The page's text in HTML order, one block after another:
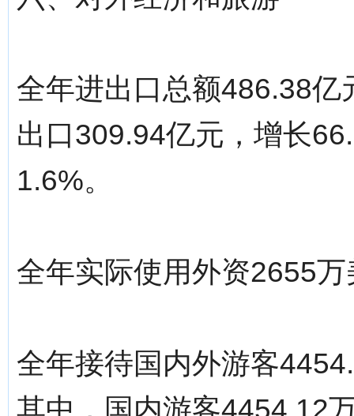
全年进出口总额486.38
出口309.94亿元，增长
1.6%。
全年实际使用外资2655
全年接待国内外游客
其中，国内游客4454.12